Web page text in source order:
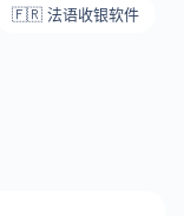
🇫🇷 法语收银软件